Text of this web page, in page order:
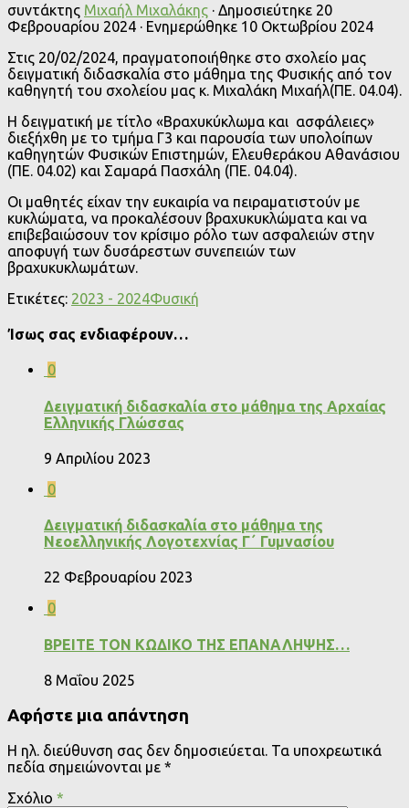
συντάκτης Μιχαήλ Μιχαλάκης · Δημοσιεύτηκε 20
Φεβρουαρίου 2024 · Ενημερώθηκε 10 Οκτωβρίου 2024
Στις 20/02/2024, πραγματοποιήθηκε στο σχολείο μας
δειγματική διδασκαλία στο μάθημα της Φυσικής από τον
καθηγητή του σχολείου μας κ. Μιχαλάκη Μιχαήλ(ΠΕ. 04.04).
Η δειγματική με τίτλο «Βραχυκύκλωμα και ασφάλειες»
διεξήχθη με το τμήμα Γ3 και παρουσία των υπολοίπων
καθηγητών Φυσικών Επιστημών, Ελευθεράκου Αθανάσιου
(ΠΕ. 04.02) και Σαμαρά Πασχάλη (ΠΕ. 04.04).
Οι μαθητές είχαν την ευκαιρία να πειραματιστούν με
κυκλώματα, να προκαλέσουν βραχυκυκλώματα και να
επιβεβαιώσουν τον κρίσιμο ρόλο των ασφαλειών στην
αποφυγή των δυσάρεστων συνεπειών των
βραχυκυκλωμάτων.
Ετικέτες: 2023 - 2024Φυσική
Ίσως σας ενδιαφέρουν…
0
Δειγματική διδασκαλία στο μάθημα της Αρχαίας
Ελληνικής Γλώσσας
9 Απριλίου 2023
0
Δειγματική διδασκαλία στο μάθημα της
Νεοελληνικής Λογοτεχνίας Γ΄ Γυμνασίου
22 Φεβρουαρίου 2023
0
ΒΡΕΙΤΕ ΤΟΝ ΚΩΔΙΚΟ ΤΗΣ ΕΠΑΝΑΛΗΨΗΣ…
8 Μαΐου 2025
Αφήστε μια απάντηση
Η ηλ. διεύθυνση σας δεν δημοσιεύεται. Τα υποχρεωτικά
πεδία σημειώνονται με *
Σχόλιο *